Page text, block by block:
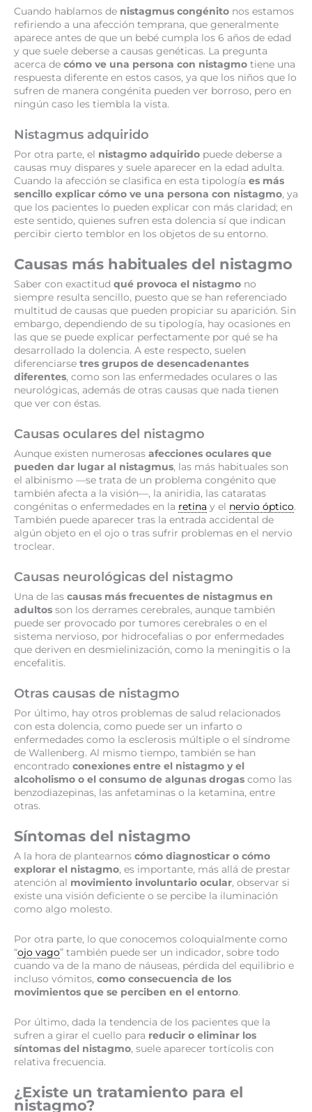
Cuando hablamos de nistagmus congénito nos estamos
refiriendo a una afección temprana, que generalmente
aparece antes de que un bebé cumpla los 6 años de edad
y que suele deberse a causas genéticas. La pregunta
acerca de cómo ve una persona con nistagmo tiene una
respuesta diferente en estos casos, ya que los niños que lo
sufren de manera congénita pueden ver borroso, pero en
ningún caso les tiembla la vista.
Nistagmus adquirido
Por otra parte, el nistagmo adquirido puede deberse a
causas muy dispares y suele aparecer en la edad adulta.
Cuando la afección se clasifica en esta tipología es más
sencillo explicar cómo ve una persona con nistagmo, ya
que los pacientes lo pueden explicar con más claridad; en
este sentido, quienes sufren esta dolencia sí que indican
percibir cierto temblor en los objetos de su entorno.
Causas más habituales del nistagmo
Saber con exactitud qué provoca el nistagmo no
siempre resulta sencillo, puesto que se han referenciado
multitud de causas que pueden propiciar su aparición. Sin
embargo, dependiendo de su tipología, hay ocasiones en
las que se puede explicar perfectamente por qué se ha
desarrollado la dolencia. A este respecto, suelen
diferenciarse tres grupos de desencadenantes
diferentes, como son las enfermedades oculares o las
neurológicas, además de otras causas que nada tienen
que ver con éstas.
Causas oculares del nistagmo
Aunque existen numerosas afecciones oculares que
pueden dar lugar al nistagmus, las más habituales son
el albinismo —se trata de un problema congénito que
también afecta a la visión—, la aniridia, las cataratas
congénitas o enfermedades en la retina y el nervio óptico.
También puede aparecer tras la entrada accidental de
algún objeto en el ojo o tras sufrir problemas en el nervio
troclear.
Causas neurológicas del nistagmo
Una de las causas más frecuentes de nistagmus en
adultos son los derrames cerebrales, aunque también
puede ser provocado por tumores cerebrales o en el
sistema nervioso, por hidrocefalias o por enfermedades
que deriven en desmielinización, como la meningitis o la
encefalitis.
Otras causas de nistagmo
Por último, hay otros problemas de salud relacionados
con esta dolencia, como puede ser un infarto o
enfermedades como la esclerosis múltiple o el síndrome
de Wallenberg. Al mismo tiempo, también se han
encontrado conexiones entre el nistagmo y el
alcoholismo o el consumo de algunas drogas como las
benzodiazepinas, las anfetaminas o la ketamina, entre
otras.
Síntomas del nistagmo
A la hora de plantearnos cómo diagnosticar o cómo
explorar el nistagmo, es importante, más allá de prestar
atención al movimiento involuntario ocular, observar si
existe una visión deficiente o se percibe la iluminación
como algo molesto.
Por otra parte, lo que conocemos coloquialmente como
“ojo vago” también puede ser un indicador, sobre todo
cuando va de la mano de náuseas, pérdida del equilibrio e
incluso vómitos, como consecuencia de los
movimientos que se perciben en el entorno.
Por último, dada la tendencia de los pacientes que la
sufren a girar el cuello para reducir o eliminar los
síntomas del nistagmo, suele aparecer tortícolis con
relativa frecuencia.
¿Existe un tratamiento para el
nistagmo?